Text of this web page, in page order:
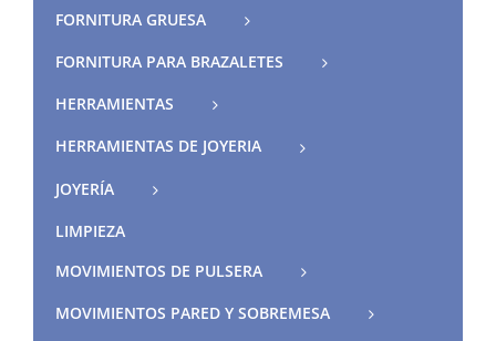
FORNITURA GRUESA
FORNITURA PARA BRAZALETES
HERRAMIENTAS
HERRAMIENTAS DE JOYERIA
JOYERÍA
LIMPIEZA
MOVIMIENTOS DE PULSERA
MOVIMIENTOS PARED Y SOBREMESA